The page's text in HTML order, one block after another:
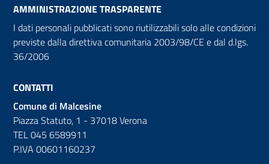
AMMINISTRAZIONE TRASPARENTE
I dati personali pubblicati sono riutilizzabili solo alle condizioni
previste dalla direttiva comunitaria 2003/98/CE e dal d.lgs.
36/2006
CONTATTI
Comune di Malcesine
Piazza Statuto, 1 - 37018 Verona
TEL 045 6589911
P.IVA 00601160237